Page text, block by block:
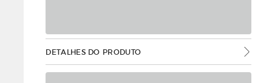
DETALHES DO PRODUTO